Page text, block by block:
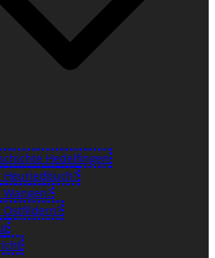
Hedelfingen
Heuriedbuch?
Ostfildern?